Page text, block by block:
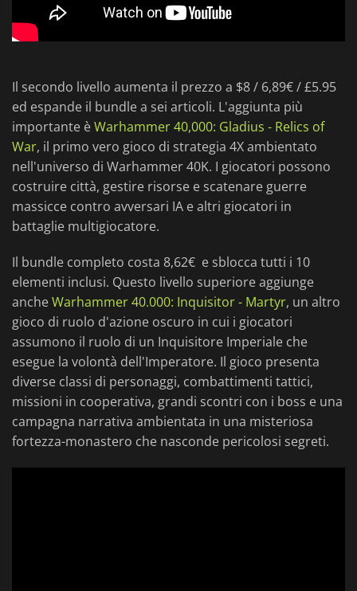
Il secondo livello aumenta il prezzo a $8 / 6,89€ / £5.95
ed espande il bundle a sei articoli. L'aggiunta più
importante èWarhammer 40,000: Gladius - Relics of
War, il primo vero gioco di strategia 4X ambientato
nell'universo di Warhammer 40K. I giocatori possono
costruire città, gestire risorse e scatenare guerre
massicce contro avversari IA e altri giocatori in
battaglie multigiocatore.
Il bundle completo costa 8,62€ e sblocca tutti i 10
elementi inclusi. Questo livello superiore aggiunge
ancheWarhammer 40.000: Inquisitor - Martyr, un altro
gioco di ruolo d'azione oscuro in cui i giocatori
assumono il ruolo di un Inquisitore Imperiale che
esegue la volontà dell'Imperatore. Il gioco presenta
diverse classi di personaggi, combattimenti tattici,
missioni in cooperativa, grandi scontri con i boss e una
campagna narrativa ambientata in una misteriosa
fortezza-monastero che nasconde pericolosi segreti.